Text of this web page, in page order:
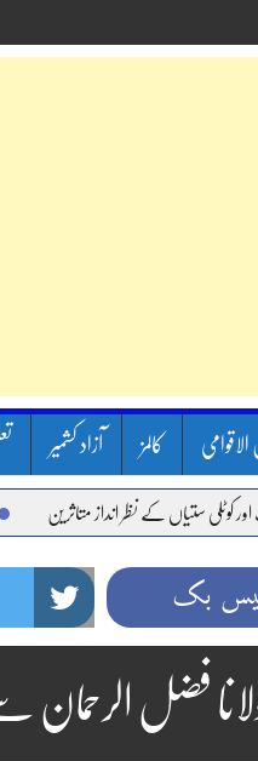
الاقوامی کالمز آزاد کشمیر
ستیاں کے نظر انداز متاثرین
بک
فضل الرحمان